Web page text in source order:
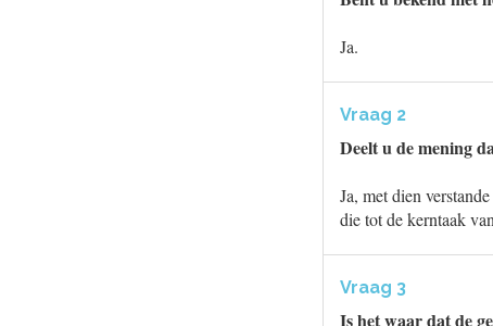
Ja.
Vraag 2
Deelt u de mening
Ja, met dien
die tot de kerntaak
Vraag 3
Is het waar dat de